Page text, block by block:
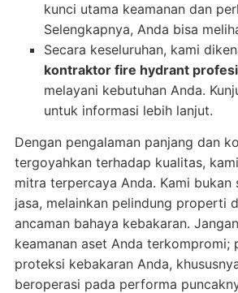
kunci utama keamanan dan
Selengkapnya, Anda bisa
Secara keseluruhan, kami
kontraktor fire hydrant
melayani kebutuhan Anda.
untuk informasi lebih lanjut.
Dengan pengalaman panjang dan
tergoyahkan terhadap kualitas,
mitra terpercaya Anda. Kami bukan
jasa, melainkan pelindung properti
ancaman bahaya kebakaran.
keamanan aset Anda terkompromi;
proteksi kebakaran Anda,
beroperasi pada performa